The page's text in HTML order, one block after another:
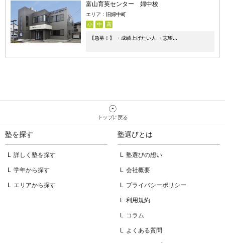
富山育英センター 婦中校
エリア：旧婦中町
小
中 高
【急募！】 ・成績上げたい人 ・志望...
塾を探す
詳しく塾を探す
学年から探す
エリアから探す
塾選びとは
塾選びの想い
会社概要
プライバシーポリシー
利用規約
コラム
よくある質問